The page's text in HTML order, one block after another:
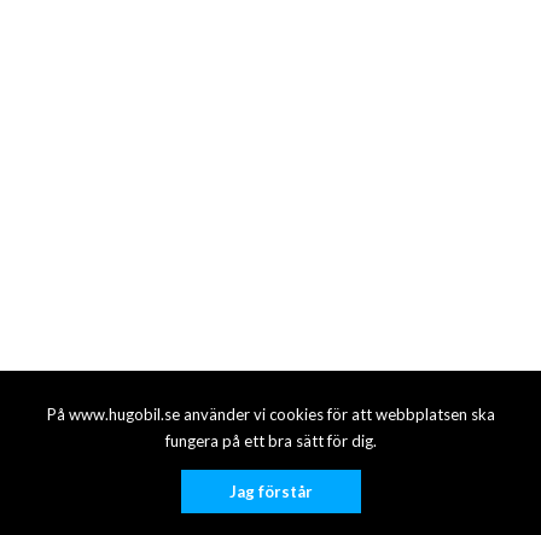
På www.hugobil.se använder vi cookies för att webbplatsen ska
fungera på ett bra sätt för dig.
Jag förstår